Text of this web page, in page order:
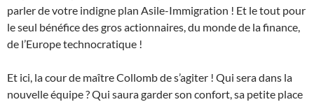
parler de votre indigne plan Asile-Immigration ! Et le tout pour
le seul bénéfice des gros actionnaires, du monde de la finance,
de l’Europe technocratique !
Et ici, la cour de maître Collomb de s’agiter ! Qui sera dans la
nouvelle équipe ? Qui saura garder son confort, sa petite place